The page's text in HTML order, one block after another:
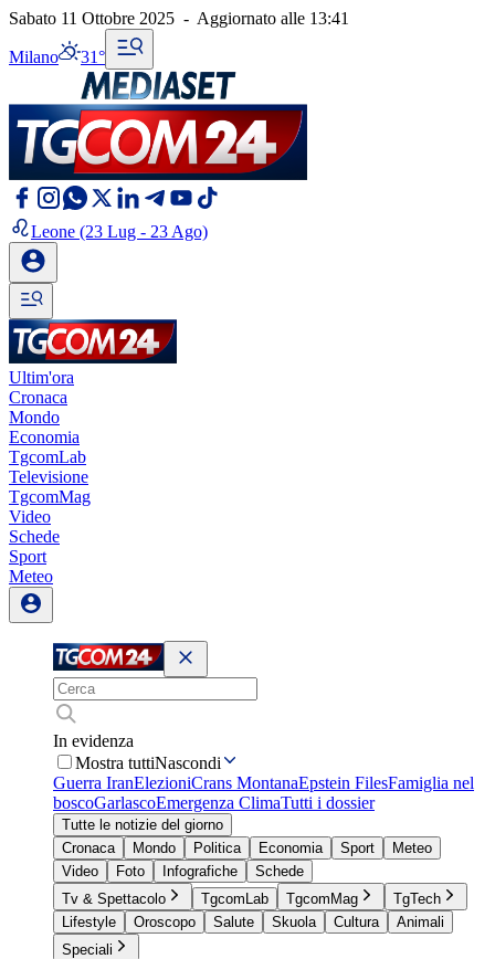
Sabato 11 Ottobre 2025 - Aggiornato alle 13:41
Milano 31°
Leone (23 Lug - 23 Ago)
Ultim'ora
Cronaca
Mondo
Economia
TgcomLab
Televisione
TgcomMag
Video
Schede
Sport
Meteo
In evidenza
Mostra tuttiNascondi
Guerra IranElezioniCrans MontanaEpstein FilesFamiglia nel
boscoGarlascoEmergenza ClimaTutti i dossier
Tutte le notizie del giorno
Cronaca
Mondo Politica Economia Sport
Meteo
Video
Foto Infografiche
Schede
Tv & Spettacolo
TgcomLab TgcomMag
TgTech
Lifestyle
Oroscopo Salute Skuola Cultura
Animali
Speciali